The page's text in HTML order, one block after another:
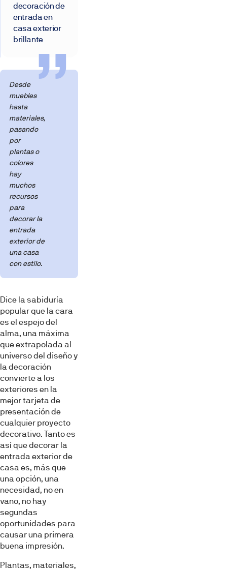
Desde
muebles
hasta
materiales,
pasando
por
plantas o
colores
hay
muchos
recursos
para
decorar la
entrada
exterior de
una casa
con estilo.
Dice la sabiduría
popular que la cara
es el espejo del
alma, una máxima
que extrapolada al
universo del diseño y
la decoración
convierte a los
exteriores en la
mejor tarjeta de
presentación de
cualquier proyecto
decorativo. Tanto es
así que decorar la
entrada exterior de
casa es, más que
una opción, una
necesidad, no en
vano, no hay
segundas
oportunidades para
causar una primera
buena impresión.
Plantas, materiales,
decoración de
entrada en
casa exterior
brillante